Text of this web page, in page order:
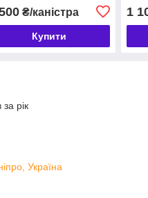
₴/каністра
Купити
1
рік
Україна